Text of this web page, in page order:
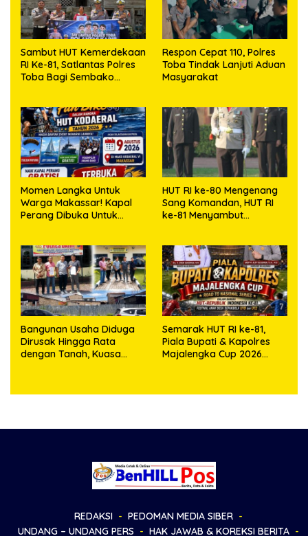
Sambut HUT Kemerdekaan
RI Ke-81, Satlantas Polres
Toba Bagi Sembako
Respon Cepat 110, Polres
Toba Tindak Lanjuti Aduan
Masyarakat
Momen Langka Untuk
Warga Makassar! Kapal
Perang Dibuka Untuk
HUT RI ke-80 Mengenang
Sang Komandan, HUT RI
ke-81 Menyambut
Bangunan Usaha Diduga
Dirusak Hingga Rata
dengan Tanah, Kuasa
Semarak HUT RI ke-81,
Piala Bupati & Kapolres
Majalengka Cup 2026
REDAKSI
PEDOMAN MEDIA SIBER
UNDANG – UNDANG PERS
HAK JAWAB & KOREKSI BERITA